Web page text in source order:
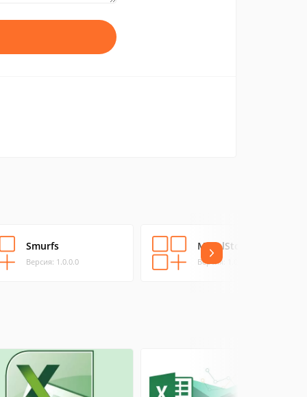
Smurfs
Версия: 1.0.0.0
MoralStory10
Версия: 1.0.0.0